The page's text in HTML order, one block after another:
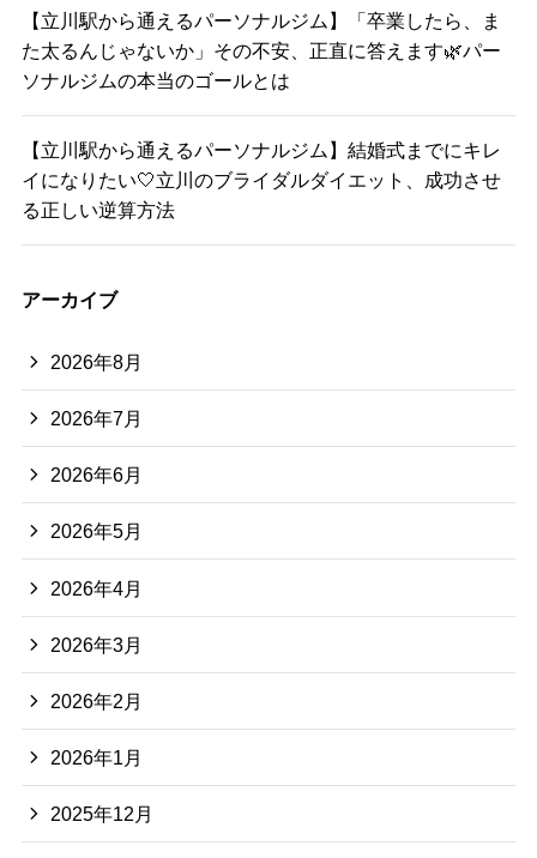
【立川駅から通えるパーソナルジム】「卒業したら、ま
た太るんじゃないか」その不安、正直に答えます🌿パー
ソナルジムの本当のゴールとは
【立川駅から通えるパーソナルジム】結婚式までにキレ
イになりたい🤍立川のブライダルダイエット、成功させ
る正しい逆算方法
アーカイブ
2026年8月
2026年7月
2026年6月
2026年5月
2026年4月
2026年3月
2026年2月
2026年1月
2025年12月